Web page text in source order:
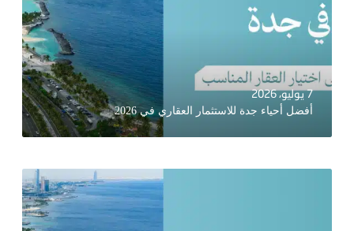
7 يوليو، 2026
أفضل أحياء جدة للاستثمار العقاري في 2026